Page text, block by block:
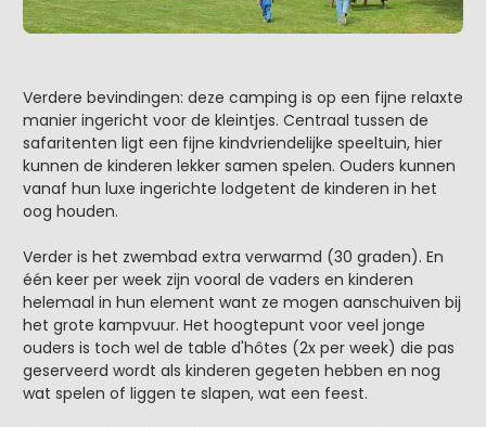
Verdere bevindingen: deze camping is op een fijne relaxte
manier ingericht voor de kleintjes. Centraal tussen de
safaritenten ligt een fijne kindvriendelijke speeltuin, hier
kunnen de kinderen lekker samen spelen. Ouders kunnen
vanaf hun luxe ingerichte lodgetent de kinderen in het
oog houden.
Verder is het zwembad extra verwarmd (30 graden). En
één keer per week zijn vooral de vaders en kinderen
helemaal in hun element want ze mogen aanschuiven bij
het grote kampvuur. Het hoogtepunt voor veel jonge
ouders is toch wel de table d'hôtes (2x per week) die pas
geserveerd wordt als kinderen gegeten hebben en nog
wat spelen of liggen te slapen, wat een feest.